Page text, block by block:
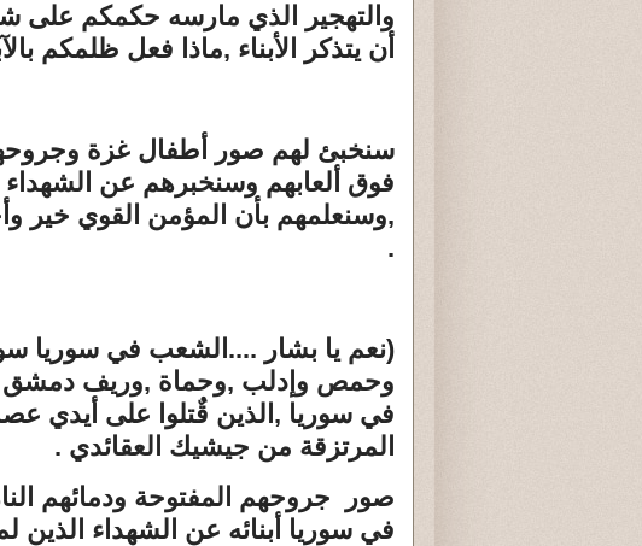
والتهجير الذي مارسه حكمكم على
أن يتذكر الأبناء ,ماذا فعل ظلمكم
سنخبئ لهم صور أطفال غزة
فوق ألعابهم وسنخبرهم عن الشهداء
,وسنعلمهم بأن المؤمن القوي خير
.
(نعم يا بشار ....الشعب في سوريا
وحمص وإدلب ,وحماة ,وريف دمشق
في سوريا ,الذين قٌتلوا على أيدي
المرتزقة من جيشيك العقائدي .
صور جروحهم المفتوحة ودمائهم
في سوريا أبنائه عن الشهداء الذين